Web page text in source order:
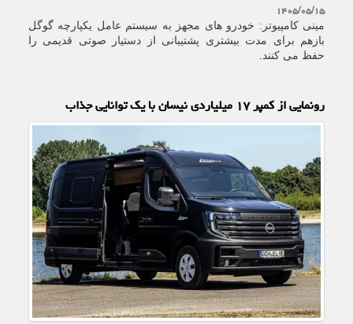
۱۴۰۵/۰۵/۱۵
مینی کامپیوتر: خودرو های مجهز به سیستم عامل یکپارچه گوگل
بازهم برای مدت بیشتری پشتیبانی از دستیار صوتی قدیمی را
حفظ می کنند.
رونمایی از کمپر ۱۷ میلیاردی نیسان با یک توانایی جذاب